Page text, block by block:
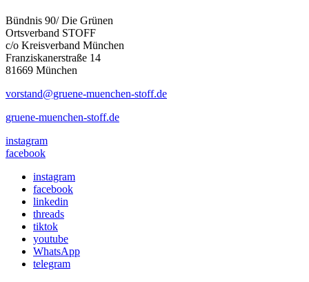
Bündnis 90/ Die Grünen
Ortsverband STOFF
c/o Kreisverband München
Franziskanerstraße 14
81669 München
vorstand@gruene-muenchen-stoff.de
gruene-muenchen-stoff.de
instagram
facebook
instagram
facebook
linkedin
threads
tiktok
youtube
WhatsApp
telegram